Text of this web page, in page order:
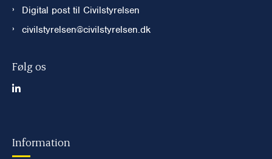
Digital post til Civilstyrelsen
civilstyrelsen@civilstyrelsen.dk
Følg os
Information